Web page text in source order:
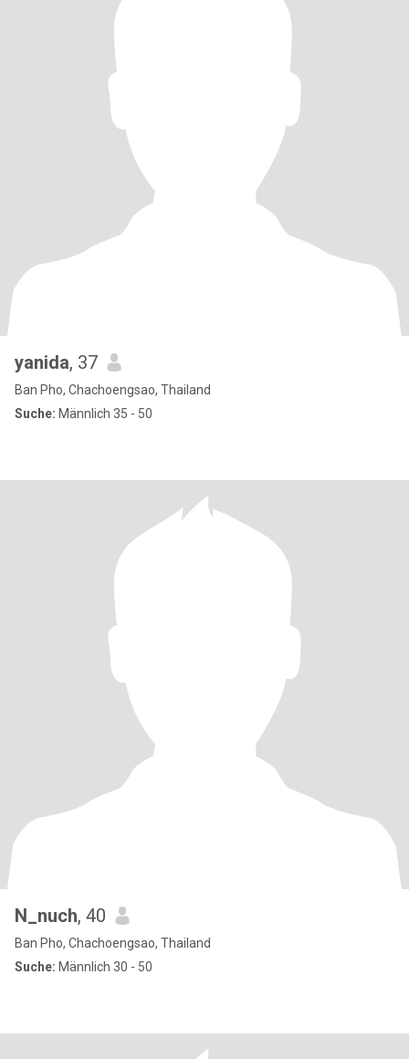
yanida, 37
Ban Pho, Chachoengsao, Thailand
Suche: Männlich 35 - 50
N_nuch, 40
Ban Pho, Chachoengsao, Thailand
Suche: Männlich 30 - 50